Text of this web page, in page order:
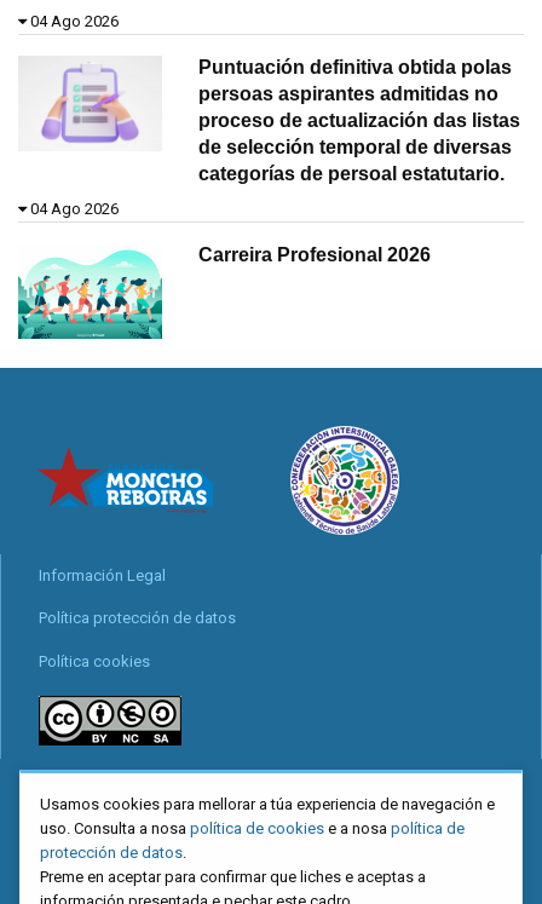
04 Ago 2026
Puntuación definitiva obtida polas
persoas aspirantes admitidas no
proceso de actualización das listas
de selección temporal de diversas
categorías de persoal estatutario.
04 Ago 2026
Carreira Profesional 2026
Información Legal
Política protección de datos
Política cookies
Mapa web
Usamos cookies para mellorar a túa experiencia de navegación e
uso. Consulta a nosa política de cookies e a nosa política de
protección de datos
Preme en aceptar para confirmar que liches e aceptas a